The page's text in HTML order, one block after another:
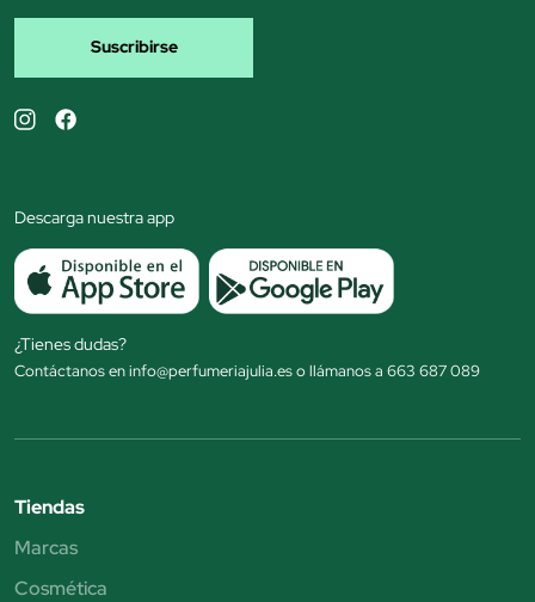
Suscribirse
Descarga nuestra app
¿Tienes dudas?
Contáctanos en info@perfumeriajulia.es o llámanos a 663 687 089
Tiendas
Marcas
Cosmética